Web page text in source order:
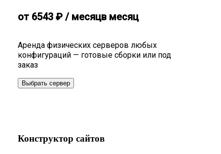
Аренда физических серверов любых
конфигураций — готовые сборки или под
заказ
от 6543 ₽ / месяцв месяц
Выбрать сервер
Конструктор сайтов